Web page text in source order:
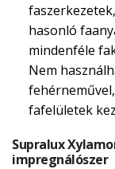
hasonló
mindenféle
Nem
fafelületek
Supralux
impregnálószer